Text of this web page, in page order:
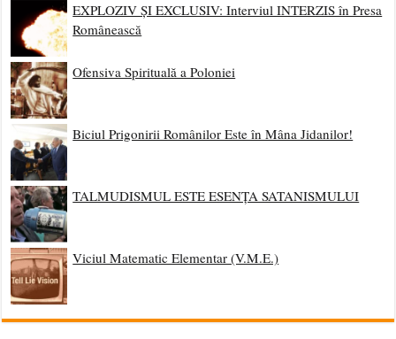
EXPLOZIV ȘI EXCLUSIV: Interviul INTERZIS în Presa
Românească
Ofensiva Spirituală a Poloniei
Biciul Prigonirii Românilor Este în Mâna Jidanilor!
TALMUDISMUL ESTE ESENȚA SATANISMULUI
Viciul Matematic Elementar (V.M.E.)